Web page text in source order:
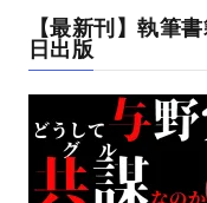
【最新刊】執筆
日出版